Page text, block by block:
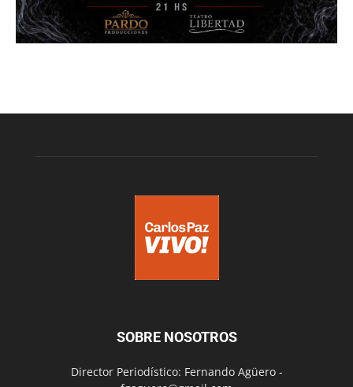
SOBRE NOSOTROS
Director Periodístico: Fernando Agüero -